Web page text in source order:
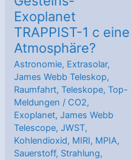
Exoplanet
TRAPPIST-1 c eine
Atmosphäre?
Astronomie, Extrasolar,
James Webb Teleskop,
Raumfahrt,Teleskope,Top-
Meldungen / CO2,
Exoplanet,James Webb
Telescope,JWST,
Kohlendioxid, MIRI, MPIA,
Sauerstoff, Strahlung,